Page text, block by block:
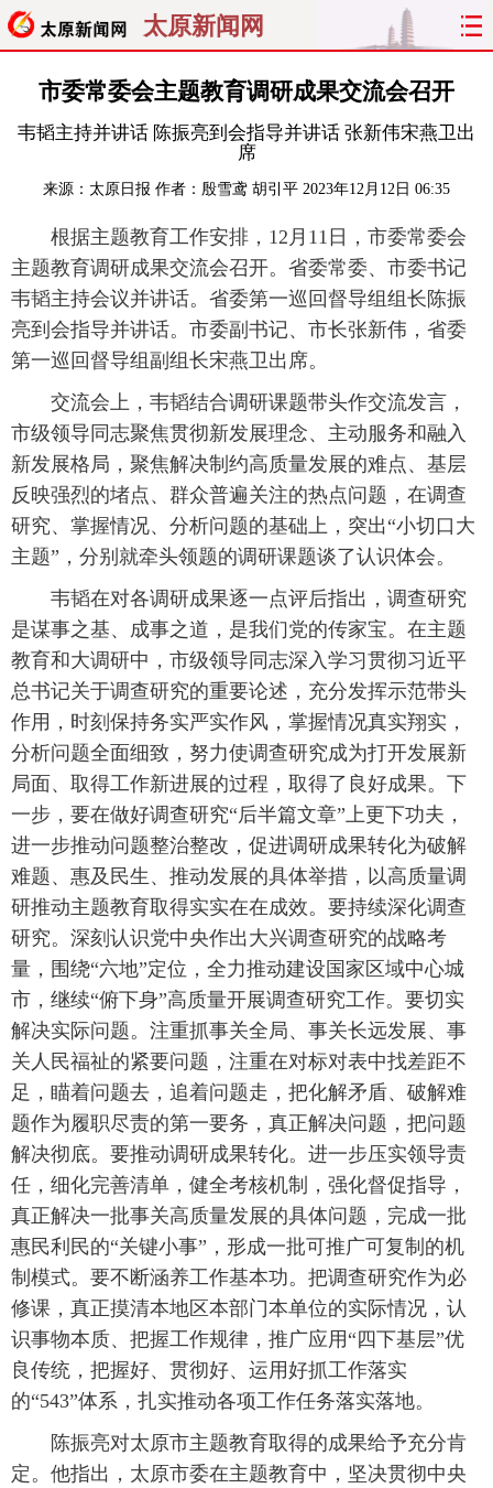
太原新闻网
首页 聚焦 太原 山西
经济 关注 文明 出行
纵横 曝光 综合 专题
旅游 理财 政务 教育
看天下 晋月读 最太原 网罗民生
太原日报 太原晚报 热评
市委常委会主题教育调研成果交流会召开
韦韬主持并讲话 陈振亮到会指导并讲话 张新伟宋燕卫出
席
来源： 太原日报 作者：殷雪鸢 胡引平 2023年12月12日 06:35
根据主题教育工作安排，12月11日，市委常委会
主题教育调研成果交流会召开。省委常委、市委书记
韦韬主持会议并讲话。省委第一巡回督导组组长陈振
亮到会指导并讲话。市委副书记、市长张新伟，省委
第一巡回督导组副组长宋燕卫出席。
交流会上，韦韬结合调研课题带头作交流发言，
市级领导同志聚焦贯彻新发展理念、主动服务和融入
新发展格局，聚焦解决制约高质量发展的难点、基层
反映强烈的堵点、群众普遍关注的热点问题，在调查
研究、掌握情况、分析问题的基础上，突出“小切口大
主题”，分别就牵头领题的调研课题谈了认识体会。
韦韬在对各调研成果逐一点评后指出，调查研究
是谋事之基、成事之道，是我们党的传家宝。在主题
教育和大调研中，市级领导同志深入学习贯彻习近平
总书记关于调查研究的重要论述，充分发挥示范带头
作用，时刻保持务实严实作风，掌握情况真实翔实，
分析问题全面细致，努力使调查研究成为打开发展新
局面、取得工作新进展的过程，取得了良好成果。下
一步，要在做好调查研究“后半篇文章”上更下功夫，
进一步推动问题整治整改，促进调研成果转化为破解
难题、惠及民生、推动发展的具体举措，以高质量调
研推动主题教育取得实实在在成效。要持续深化调查
研究。深刻认识党中央作出大兴调查研究的战略考
量，围绕“六地”定位，全力推动建设国家区域中心城
市，继续“俯下身”高质量开展调查研究工作。要切实
解决实际问题。注重抓事关全局、事关长远发展、事
关人民福祉的紧要问题，注重在对标对表中找差距不
足，瞄着问题去，追着问题走，把化解矛盾、破解难
题作为履职尽责的第一要务，真正解决问题，把问题
解决彻底。要推动调研成果转化。进一步压实领导责
任，细化完善清单，健全考核机制，强化督促指导，
真正解决一批事关高质量发展的具体问题，完成一批
惠民利民的“关键小事”，形成一批可推广可复制的机
制模式。要不断涵养工作基本功。把调查研究作为必
修课，真正摸清本地区本部门本单位的实际情况，认
识事物本质、把握工作规律，推广应用“四下基层”优
良传统，把握好、贯彻好、运用好抓工作落实
的“543”体系，扎实推动各项工作任务落实落地。
陈振亮对太原市主题教育取得的成果给予充分肯
定。他指出，太原市委在主题教育中，坚决贯彻中央